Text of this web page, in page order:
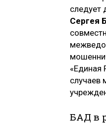
следует
Сергея
«Единая
БАД в